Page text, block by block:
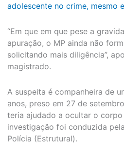
adolescente no crime, mesmo
“Em que em que pese a
apuração, o MP ainda não
solicitando mais diligência”,
magistrado.
A suspeita é companheira de
anos, preso em 27 de
teria ajudado a ocultar o corpo
investigação foi conduzida
Polícia (Estrutural).